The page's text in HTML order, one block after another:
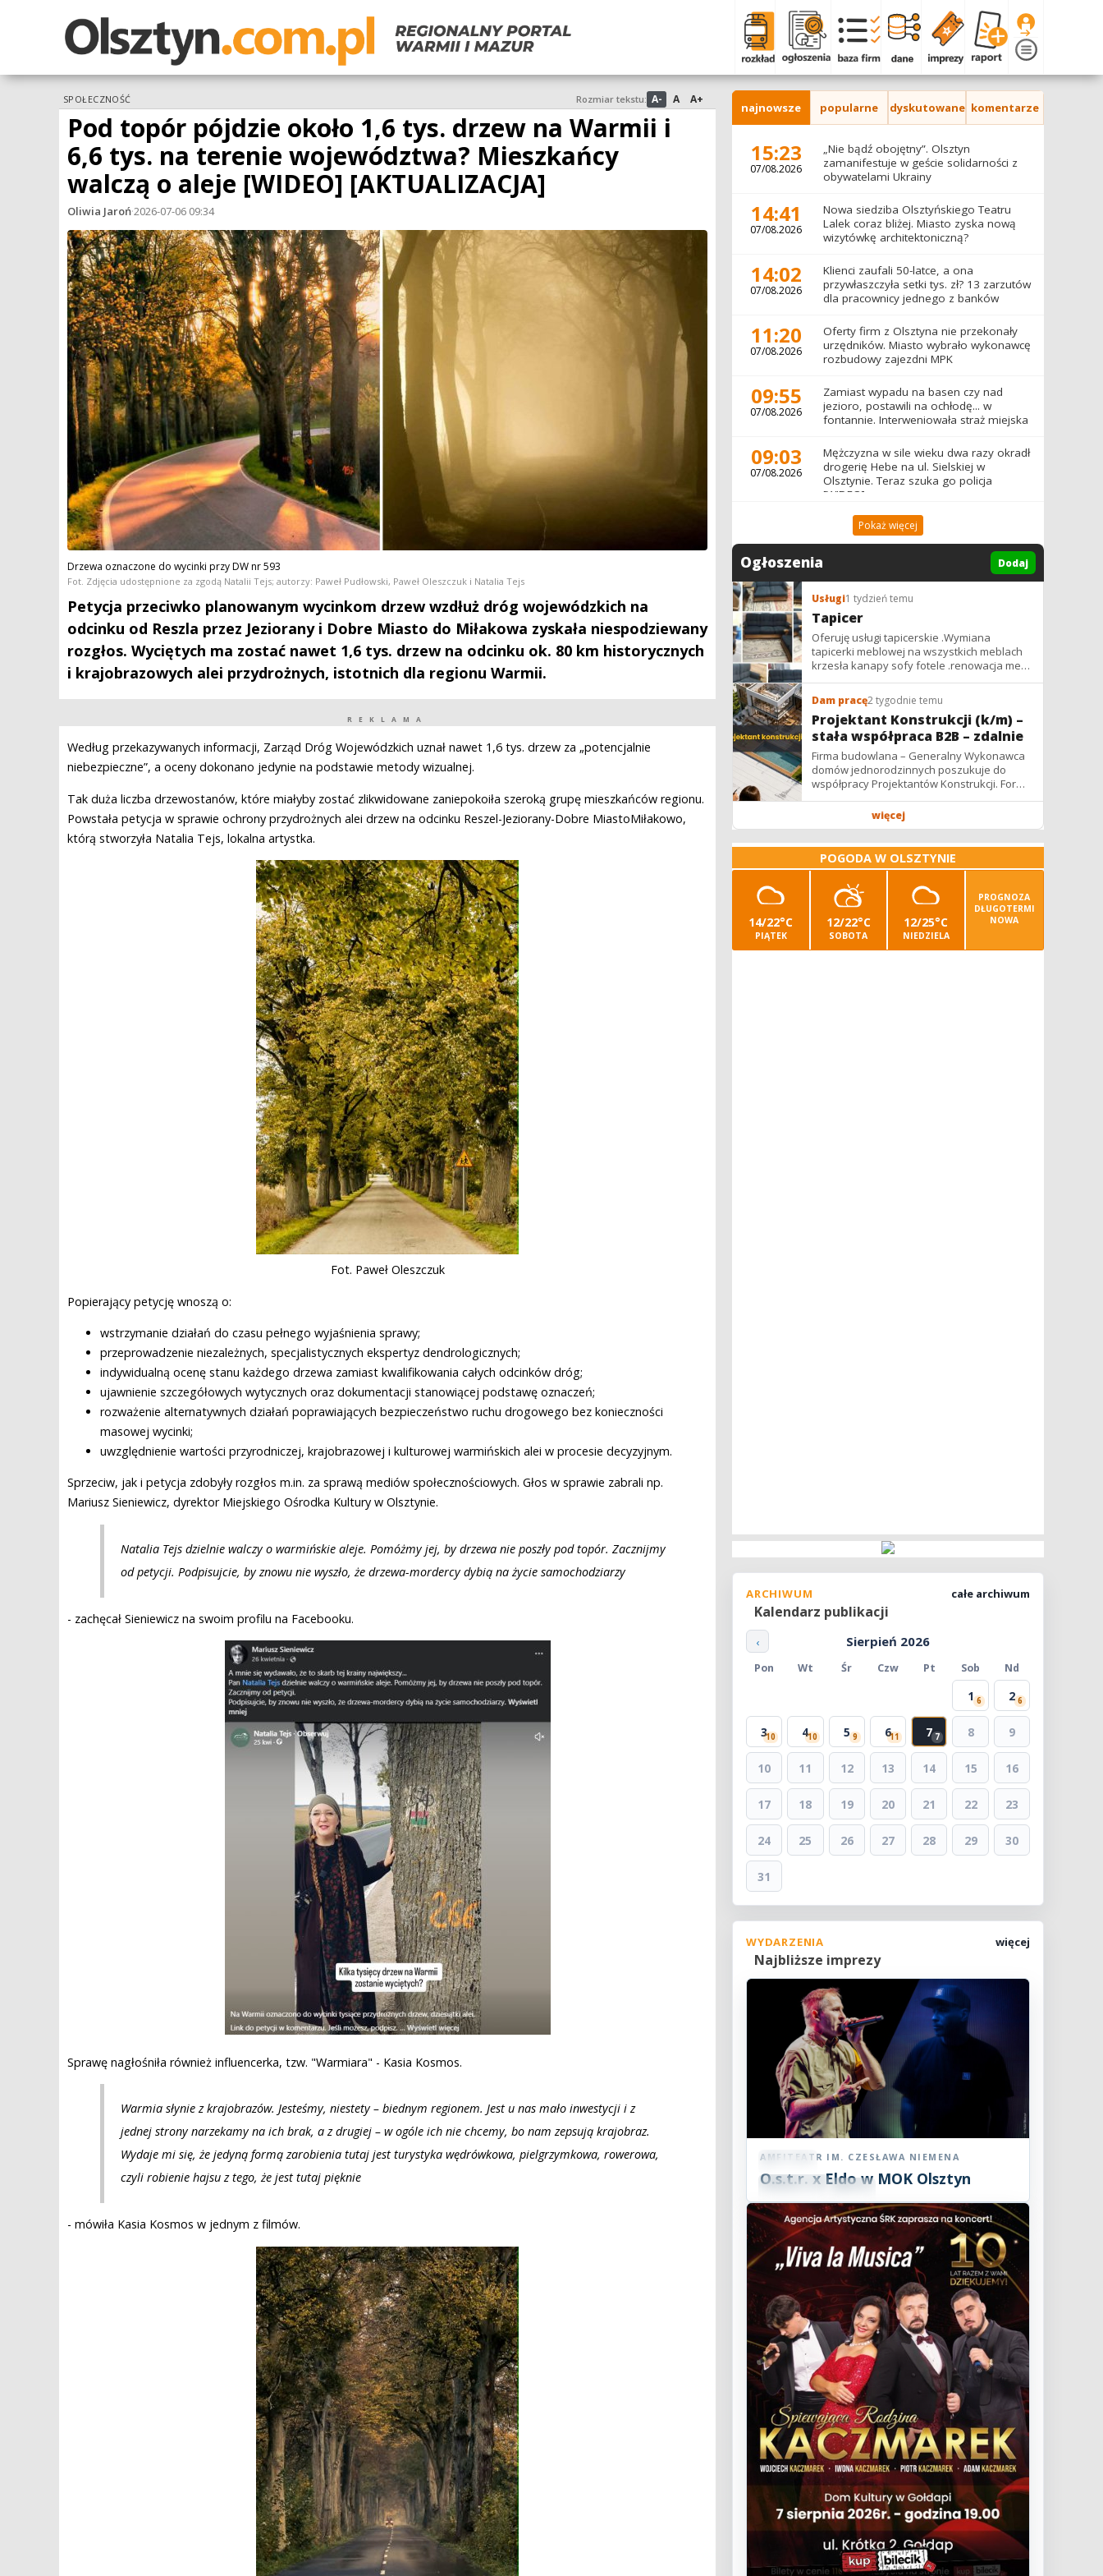
SPOŁECZNOŚĆ Rozmiar tekstu: A- A A+
Pod topór pójdzie około 1,6 tys. drzew na Warmii i
6,6 tys. na terenie województwa? Mieszkańcy
walczą o aleje [WIDEO] [AKTUALIZACJA]
Oliwia Jaroń·2026-07-06 09:34
Drzewa oznaczone do wycinki przy DW nr 593
Fot. Zdjęcia udostępnione za zgodą Natalii Tejs; autorzy: Paweł Pudłowski, Paweł Oleszczuk i Natalia Tejs
Petycja przeciwko planowanym wycinkom drzew wzdłuż dróg wojewódzkich na
odcinku od Reszla przez Jeziorany i Dobre Miasto do Miłakowa zyskała niespodziewany
rozgłos. Wyciętych ma zostać nawet 1,6 tys. drzew na odcinku ok. 80 km historycznych
i krajobrazowych alei przydrożnych, istotnich dla regionu Warmii.
REKLAMA
Według przekazywanych informacji, Zarząd Dróg Wojewódzkich uznał nawet 1,6 tys. drzew za „potencjalnie
niebezpieczne”, a oceny dokonano jedynie na podstawie metody wizualnej.
Tak duża liczba drzewostanów, które miałyby zostać zlikwidowane zaniepokoiła szeroką grupę mieszkańców regionu.
Powstała petycja w sprawie ochrony przydrożnych alei drzew na odcinku Reszel-Jeziorany-Dobre MiastoMiłakowo,
którą stworzyła Natalia Tejs, lokalna artystka.
Fot. Paweł Oleszczuk
Popierający petycję wnoszą o:
wstrzymanie działań do czasu pełnego wyjaśnienia sprawy;
przeprowadzenie niezależnych, specjalistycznych ekspertyz dendrologicznych;
indywidualną ocenę stanu każdego drzewa zamiast kwalifikowania całych odcinków dróg;
ujawnienie szczegółowych wytycznych oraz dokumentacji stanowiącej podstawę oznaczeń;
rozważenie alternatywnych działań poprawiających bezpieczeństwo ruchu drogowego bez konieczności
masowej wycinki;
uwzględnienie wartości przyrodniczej, krajobrazowej i kulturowej warmińskich alei w procesie decyzyjnym.
Sprzeciw, jak i petycja zdobyły rozgłos m.in. za sprawą mediów społecznościowych. Głos w sprawie zabrali np.
Mariusz Sieniewicz, dyrektor Miejskiego Ośrodka Kultury w Olsztynie.
Natalia Tejs dzielnie walczy o warmińskie aleje. Pomóżmy jej, by drzewa nie poszły pod topór. Zacznijmy
od petycji. Podpisujcie, by znowu nie wyszło, że drzewa-mordercy dybią na życie samochodziarzy
- zachęcał Sieniewicz na swoim profilu na Facebooku.
Sprawę nagłośniła również influencerka, tzw. "Warmiara" - Kasia Kosmos.
Warmia słynie z krajobrazów. Jesteśmy, niestety – biednym regionem. Jest u nas mało inwestycji i z
jednej strony narzekamy na ich brak, a z drugiej – w ogóle ich nie chcemy, bo nam zepsują krajobraz.
Wydaje mi się, że jedyną formą zarobienia tutaj jest turystyka wędrówkowa, pielgrzymkowa, rowerowa,
czyli robienie hajsu z tego, że jest tutaj pięknie
- mówiła Kasia Kosmos w jednym z filmów.
najnowsze popularne dyskutowane komentarze
15:23
07/08.2026
„Nie bądź obojętny”. Olsztyn
zamanifestuje w geście solidarności z
obywatelami Ukrainy
14:41
07/08.2026
Nowa siedziba Olsztyńskiego Teatru
Lalek coraz bliżej. Miasto zyska nową
wizytówkę architektoniczną?
14:02
07/08.2026
Klienci zaufali 50-latce, a ona
przywłaszczyła setki tys. zł? 13 zarzutów
dla pracownicy jednego z banków
11:20
07/08.2026
Oferty firm z Olsztyna nie przekonały
urzędników. Miasto wybrało wykonawcę
rozbudowy zajezdni MPK
09:55
07/08.2026
Zamiast wypadu na basen czy nad
jezioro, postawili na ochłodę... w
fontannie. Interweniowała straż miejska
09:03
07/08.2026
Mężczyzna w sile wieku dwa razy okradł
drogerię Hebe na ul. Sielskiej w
Olsztynie. Teraz szuka go policja
[WIDEO]
Pokaż więcej
Ogłoszenia Dodaj
Usługi1 tydzień temu
Tapicer
Oferuję usługi tapicerskie .Wymiana
tapicerki meblowej na wszystkich meblach
krzesła kanapy sofy fotele .renowacja mebli
vintage,PRL. glamur
Dam pracę2 tygodnie temu
Projektant Konstrukcji (k/m) –
stała współpraca B2B – zdalnie
Firma budowlana – Generalny Wykonawca
domów jednorodzinnych poszukuje do
współpracy Projektantów Konstrukcji. Forma
współpracy: B2B / podwykonawstwo –
więcej
POGODA W OLSZTYNIE
14/22°C
PIĄTEK
12/22°C
SOBOTA
12/25°C
NIEDZIELA
PROGNOZA
DŁUGOTERMI
NOWA
ARCHIWUM
Kalendarz publikacji
całe archiwum
‹ Sierpień 2026
Pon Wt Śr Czw Pt Sob Nd
1 6 2 6
310 410 5 9 611 7 7 8 9
10 11 12 13 14 15 16
17 18 19 20 21 22 23
24 25 26 27 28 29 30
31
WYDARZENIA
Najbliższe imprezy
więcej
Koncert
07 SIE
2026
AMFITEATR IM. CZESŁAWA NIEMENA
O.s.t.r. x Eldo w MOK Olsztyn